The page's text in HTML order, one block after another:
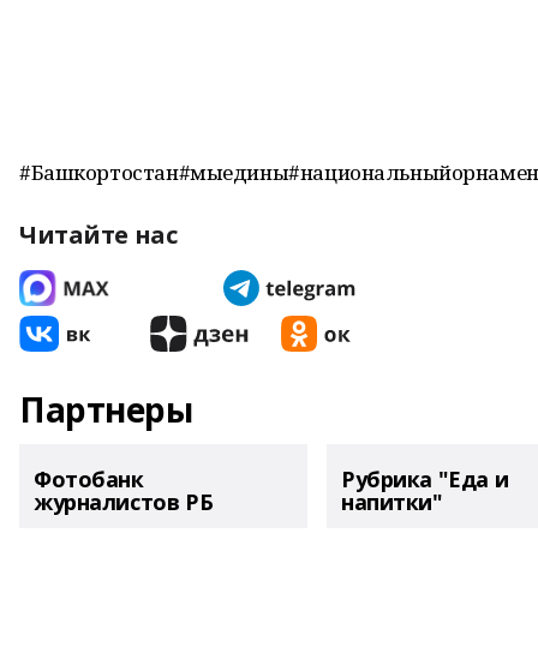
Читайте нас
Партнеры
Фотобанк
журналистов РБ
Рубрика "Еда и
напитки"